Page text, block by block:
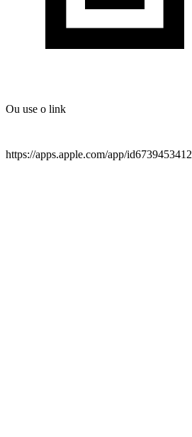
Ou use o link
https://apps.apple.com/app/id6739453412